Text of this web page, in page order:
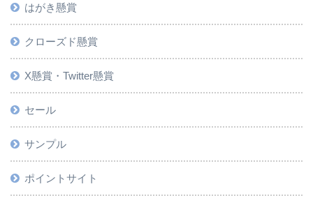
はがき懸賞
クローズド懸賞
X懸賞・Twitter懸賞
セール
サンプル
ポイントサイト